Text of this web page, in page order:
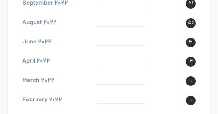
September ۲۰۲۲ ۶۱
August ۲۰۲۲ ۵۶
June ۲۰۲۲ ۳
April ۲۰۲۲ ۴
March ۲۰۲۲ ۱
February ۲۰۲۲ ۱